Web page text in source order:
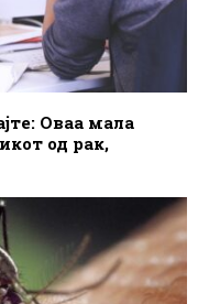
Оваа мала
од рак,